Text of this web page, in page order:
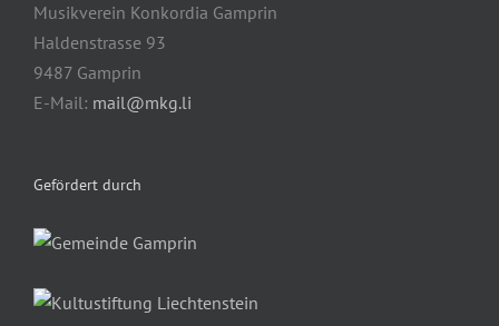
Musikverein Konkordia Gamprin
Haldenstrasse 93
9487 Gamprin
E-Mail: mail@mkg.li
Gefördert durch